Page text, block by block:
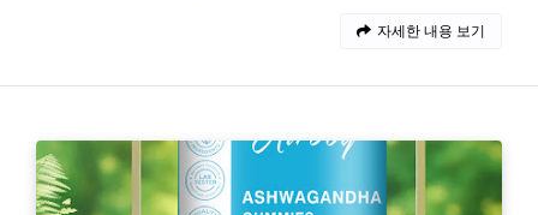
자세한 내용 보기